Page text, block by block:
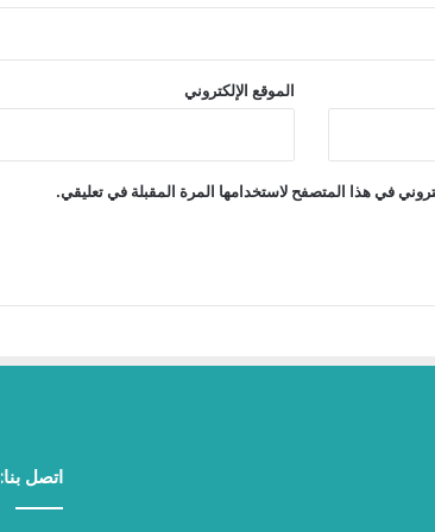
الموقع الإلكتروني
في هذا المتصفح لاستخدامها المرة المقبلة في تعليقي.
اتصل بنا: